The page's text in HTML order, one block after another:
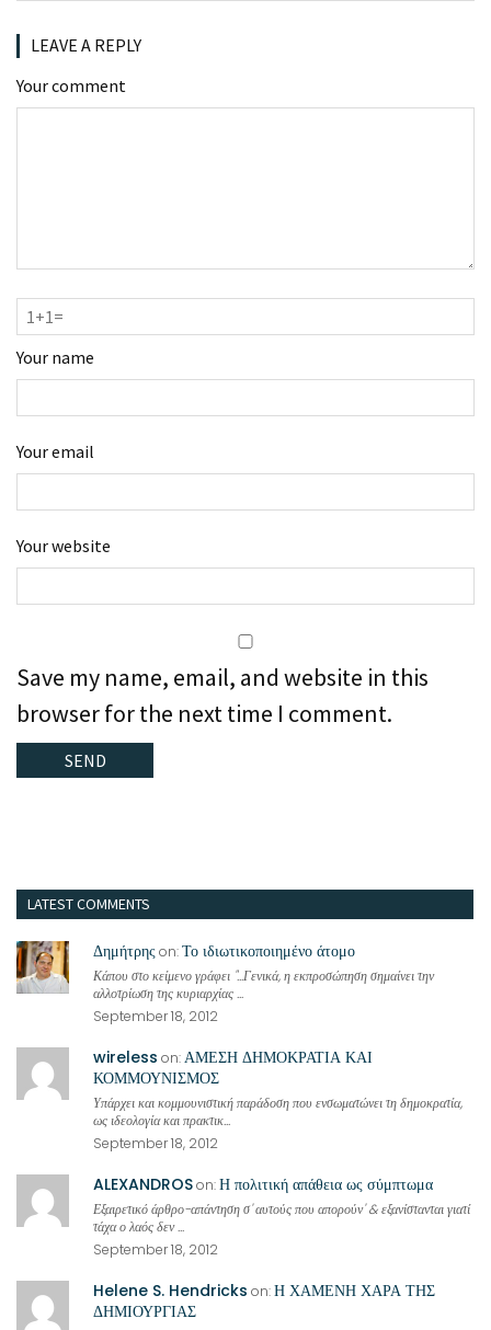
LEAVE A REPLY
Your comment
Your name
Your email
Your website
Save my name, email, and website in this
browser for the next time I comment.
LATEST COMMENTS
Δημήτρηςon:Το ιδιωτικοποιημένο άτομο
Κάπου στο κείμενο γράφει "...Γενικά, η εκπροσώπηση σημαίνει την
αλλοτρίωση της κυριαρχίας ...
September 18, 2012
wireless on:ΑΜΕΣΗ ΔΗΜΟΚΡΑΤΙΑ ΚΑΙ
ΚΟΜΜΟΥΝΙΣΜΟΣ
Υπάρχει και κομμουνιστική παράδοση που ενσωματώνει τη δημοκρατία,
ως ιδεολογία και πρακτικ...
September 18, 2012
ALEXANDROSon:Η πολιτική απάθεια ως σύμπτωμα
Εξαιρετικό άρθρο-απάντηση σ' αυτούς που απορούν' & εξανίστανται γιατί
τάχα ο λαός δεν ...
September 18, 2012
Helene S. Hendricks on:Η ΧΑΜΕΝΗ ΧΑΡΑ ΤΗΣ
ΔΗΜΙΟΥΡΓΙΑΣ